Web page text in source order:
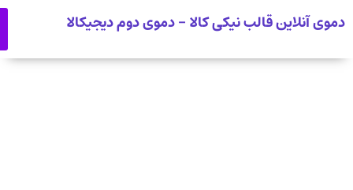
دموی آنلاین قالب نیکی کالا - دموی دوم دیجیکالا